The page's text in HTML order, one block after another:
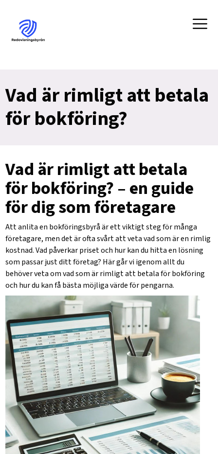
Vad är rimligt att betala
för bokföring?
Vad är rimligt att betala
för bokföring? – en guide
för dig som företagare
Att anlita en bokföringsbyrå är ett viktigt steg för många
företagare, men det är ofta svårt att veta vad som är en rimlig
kostnad. Vad påverkar priset och hur kan du hitta en lösning
som passar just ditt företag? Här går vi igenom allt du
behöver veta om vad som är rimligt att betala för bokföring
och hur du kan få bästa möjliga värde för pengarna.